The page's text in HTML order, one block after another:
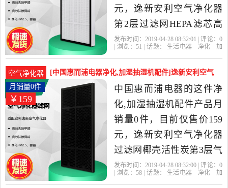
元，逸新安利空气净化器
第2层过滤网HEPA滤芯高
效集尘西可微适配装是
选生活电器当中性价比很
高的净化,加湿抽湿机配
件，由江苏 苏州发货。
发布时间：2019-04-28 08:32:01 | 评论： 0
| 浏览：51 | 话题： 生活电器 净化
加
空气净化器
[中国惠而浦电器净化,加湿抽湿机配件]逸新安利空气
净化器过滤网椰壳活性炭第月销量0件仅售159元
￥159
月销量0件
中国惠而浦电器的这件净
化,加湿抽湿机配件产品月
销量0件，目前仅售价159
元，逸新安利空气净化器
过滤网椰壳活性炭第3层气
味滤芯西可微适配装是
发布时间：2019-04-28 08:32:00 | 评论： 0
| 浏览：58 | 话题： 生活电器 净化
加